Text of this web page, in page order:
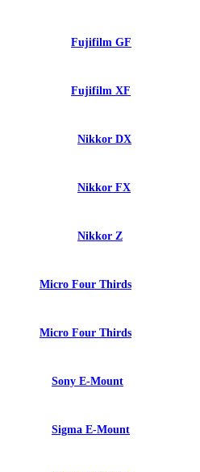
Fujifilm GF
Fujifilm XF
Nikkor DX
Nikkor FX
Nikkor Z
Micro Four Thirds
Micro Four Thirds
Sony E-Mount
Sigma E-Mount